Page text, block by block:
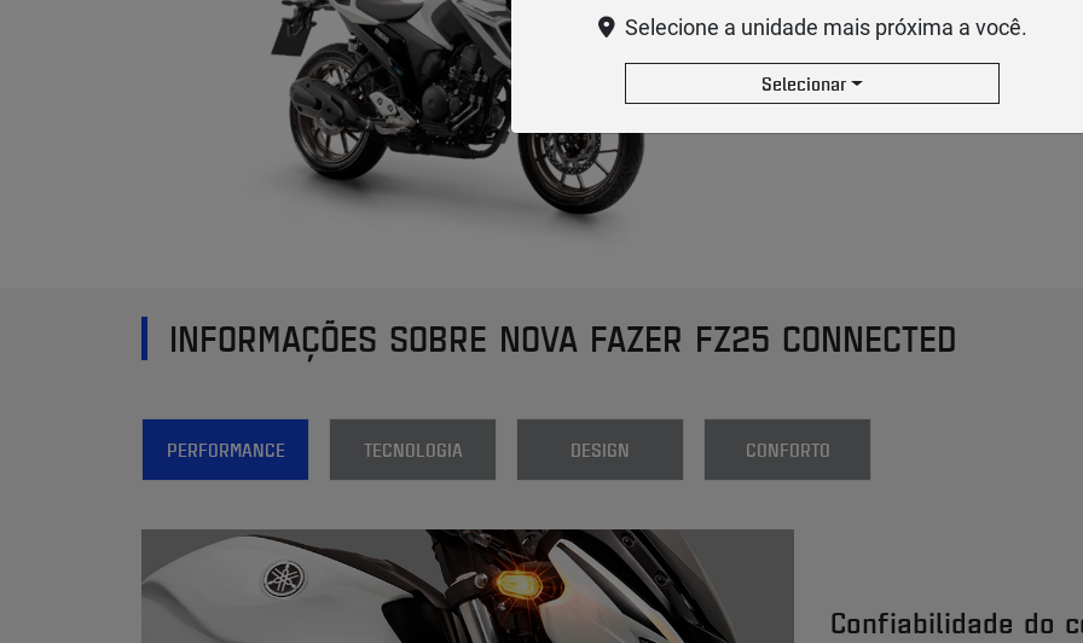
ENTRAR EM
INFORMAÇÕES SOBRE NOVA FAZER FZ25 CONNECTED
PERFORMANCE TECNOLOGIA DESIGN CONFORTO
Confiabilidade do
Selecione a unidade mais próxima a você.
Selecionar